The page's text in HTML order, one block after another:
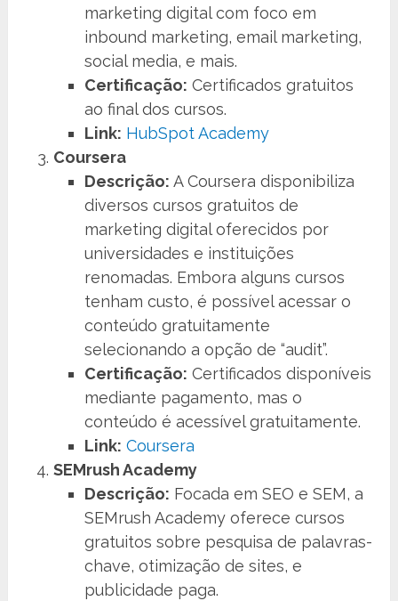
marketing digital com foco em
inbound marketing, email marketing,
social media, e mais.
Certificação: Certificados gratuitos
ao final dos cursos.
Link: HubSpot Academy
Coursera
Descrição: A Coursera disponibiliza
diversos cursos gratuitos de
marketing digital oferecidos por
universidades e instituições
renomadas. Embora alguns cursos
tenham custo, é possível acessar o
conteúdo gratuitamente
selecionando a opção de “audit”.
Certificação: Certificados disponíveis
mediante pagamento, mas o
conteúdo é acessível gratuitamente.
Link: Coursera
SEMrush Academy
Descrição: Focada em SEO e SEM, a
SEMrush Academy oferece cursos
gratuitos sobre pesquisa de palavras-
chave, otimização de sites, e
publicidade paga.